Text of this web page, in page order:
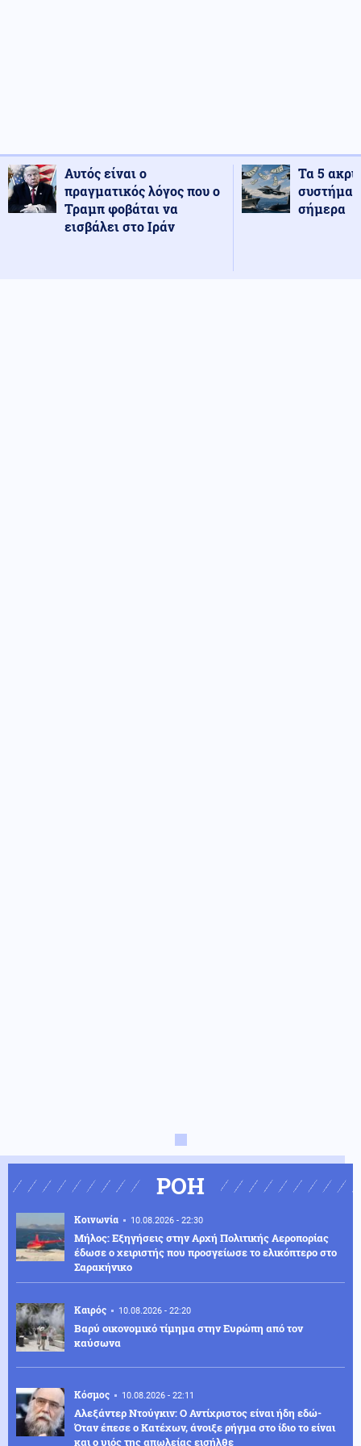
Αυτός είναι ο
πραγματικός λόγος που ο
Τραμπ φοβάται να
εισβάλει στο Ιράν
Τα 5
σήμερα
ΡΟΗ
Κοινωνία 10.08.2026 - 22:30
Μήλος: Εξηγήσεις στην Αρχή Πολιτικής Αεροπορίας
έδωσε ο χειριστής που προσγείωσε το ελικόπτερο στο
Σαρακήνικο
Καιρός 10.08.2026 - 22:20
Βαρύ οικονομικό τίμημα στην Ευρώπη από τον
καύσωνα
Κόσμος 10.08.2026 - 22:11
Αλεξάντερ Ντούγκιν: Ο Αντίχριστος είναι ήδη εδώ-
Όταν έπεσε ο Κατέχων, άνοιξε ρήγμα στο ίδιο το είναι
και ο υιός της απωλείας εισήλθε